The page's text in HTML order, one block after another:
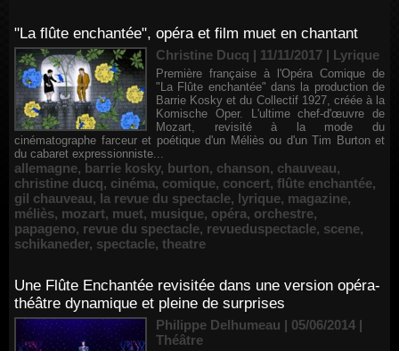
"La flûte enchantée", opéra et film muet en chantant
Christine Ducq | 11/11/2017 | Lyrique
Première française à l'Opéra Comique de
"La Flûte enchantée" dans la production de
Barrie Kosky et du Collectif 1927, créée à la
Komische Oper. L'ultime chef-d'œuvre de
Mozart, revisité à la mode du
cinématographe farceur et poétique d'un Méliès ou d'un Tim Burton et
du cabaret expressionniste...
allemagne, barrie kosky, burton, chanson, chauveau,
christine ducq, cinéma, comique, concert, flûte enchantée,
gil chauveau, la revue du spectacle, lyrique, magazine,
méliès, mozart, muet, musique, opéra, orchestre,
papageno, revue du spectacle, revueduspectacle, scene,
schikaneder, spectacle, theatre
Une Flûte Enchantée revisitée dans une version opéra-
théâtre dynamique et pleine de surprises
Philippe Delhumeau | 05/06/2014 |
Théâtre